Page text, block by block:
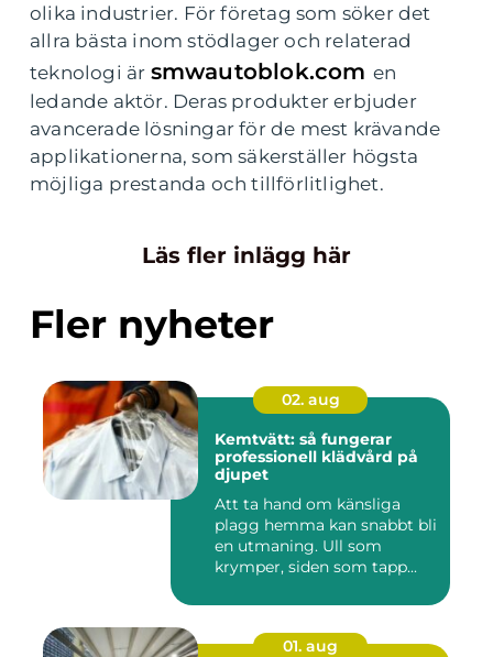
olika industrier. För företag som söker det
allra bästa inom stödlager och relaterad
teknologi är smwautoblok.com en
ledande aktör. Deras produkter erbjuder
avancerade lösningar för de mest krävande
applikationerna, som säkerställer högsta
möjliga prestanda och tillförlitlighet.
Läs fler inlägg här
Fler nyheter
02. aug
Kemtvätt: så fungerar
professionell klädvård på
djupet
Att ta hand om känsliga
plagg hemma kan snabbt bli
en utmaning. Ull som
krymper, siden som tapp...
01. aug